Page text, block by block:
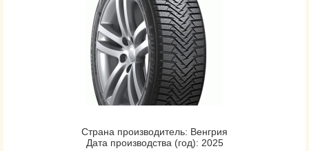
Страна производитель: Венгрия
Дата производства (год): 2025